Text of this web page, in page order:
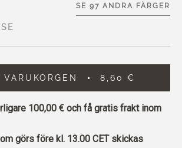
SE 97 ANDRA FÄRGER
VARUKORGEN 8,60 €
100,00 €och få gratis frakt inom
görs före kl. 13.00 CET skickas